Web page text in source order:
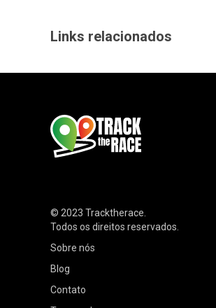
Links relacionados
© 2023 Tracktherace
Todos os direitos reservados.
Sobre nós
Blog
Contato